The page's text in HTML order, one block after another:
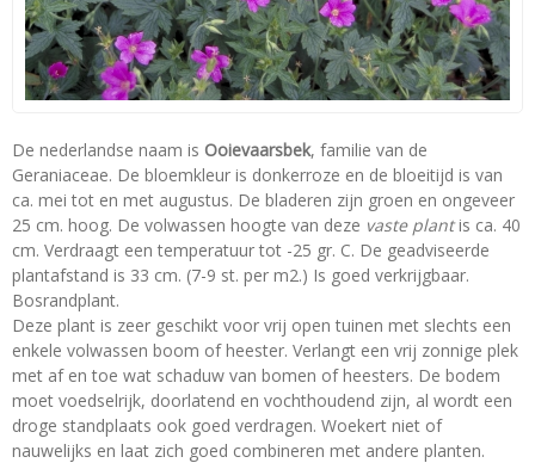
De nederlandse naam is Ooievaarsbek, familie van de
Geraniaceae. De bloemkleur is donkerroze en de bloeitijd is van
ca. mei tot en met augustus. De bladeren zijn groen en ongeveer
25 cm. hoog. De volwassen hoogte van deze vaste plantis ca. 40
cm. Verdraagt een temperatuur tot -25 gr. C. De geadviseerde
plantafstand is 33 cm. (7-9 st. per m2.) Is goed verkrijgbaar.
Bosrandplant.
Deze plant is zeer geschikt voor vrij open tuinen met slechts een
enkele volwassen boom of heester. Verlangt een vrij zonnige plek
met af en toe wat schaduw van bomen of heesters. De bodem
moet voedselrijk, doorlatend en vochthoudend zijn, al wordt een
droge standplaats ook goed verdragen. Woekert niet of
nauwelijks en laat zich goed combineren met andere planten.